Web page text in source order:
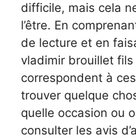
difficile, mais cela
l’être. En
de lecture et en
vladimir brouillet
correspondent à
trouver quelque
quelle occasion ou
consulter les avis